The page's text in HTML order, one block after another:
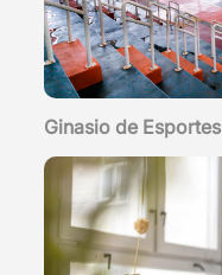
Ginasio de Esportes